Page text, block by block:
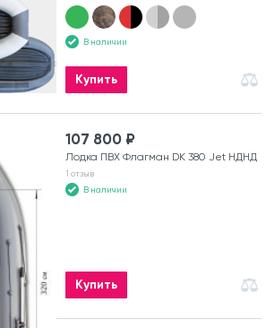
В наличии
Купить
107 800 ₽
Лодка ПВХ Флагман DK 380 Jet НДНД
1 отзыв
В наличии
Купить